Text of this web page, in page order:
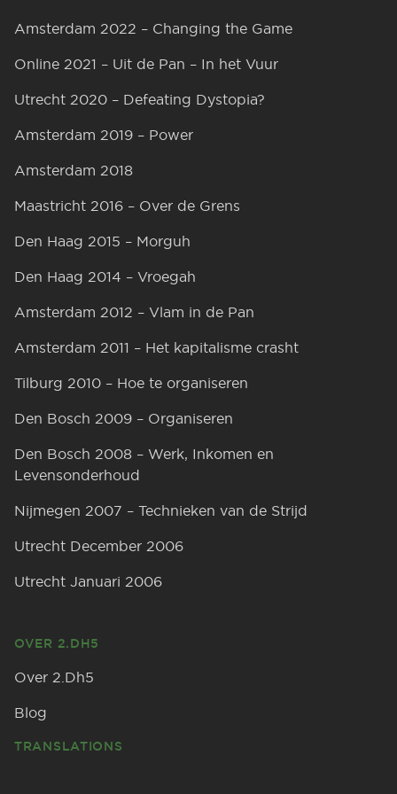
Amsterdam 2022 – Changing the Game
Online 2021 – Uit de Pan – In het Vuur
Utrecht 2020 – Defeating Dystopia?
Amsterdam 2019 – Power
Amsterdam 2018
Maastricht 2016 – Over de Grens
Den Haag 2015 – Morguh
Den Haag 2014 – Vroegah
Amsterdam 2012 – Vlam in de Pan
Amsterdam 2011 – Het kapitalisme crasht
Tilburg 2010 – Hoe te organiseren
Den Bosch 2009 – Organiseren
Den Bosch 2008 – Werk, Inkomen en
Levensonderhoud
Nijmegen 2007 – Technieken van de Strijd
Utrecht December 2006
Utrecht Januari 2006
OVER 2.DH5
Over 2.Dh5
Blog
TRANSLATIONS